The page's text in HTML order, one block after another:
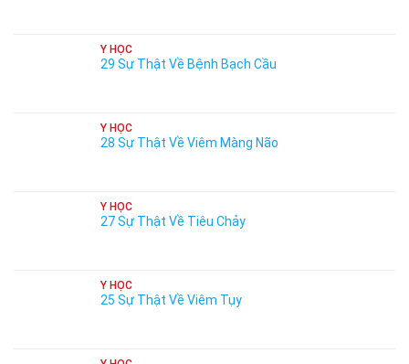
Y HỌC
29 Sự Thật Về Bệnh Bạch Cầu
Y HỌC
28 Sự Thật Về Viêm Màng Não
Y HỌC
27 Sự Thật Về Tiêu Chảy
Y HỌC
25 Sự Thật Về Viêm Tụy